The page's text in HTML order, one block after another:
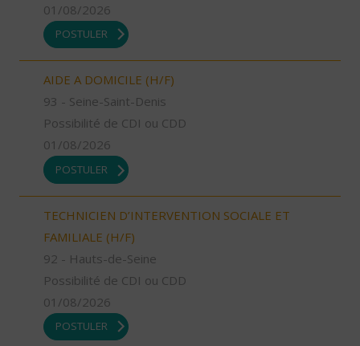
01/08/2026
POSTULER
AIDE A DOMICILE (H/F)
93 - Seine-Saint-Denis
Possibilité de CDI ou CDD
01/08/2026
POSTULER
TECHNICIEN D’INTERVENTION SOCIALE ET
FAMILIALE (H/F)
92 - Hauts-de-Seine
Possibilité de CDI ou CDD
01/08/2026
POSTULER